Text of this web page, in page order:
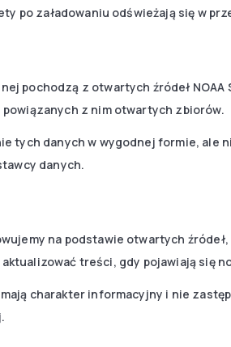
po załadowaniu odświeżają się w
pochodzą z otwartych źródeł
z nim otwartych zbiorów.
tych danych w wygodnej formie, ale
danych.
na podstawie otwartych
treści, gdy pojawiają się
charakter informacyjny i nie